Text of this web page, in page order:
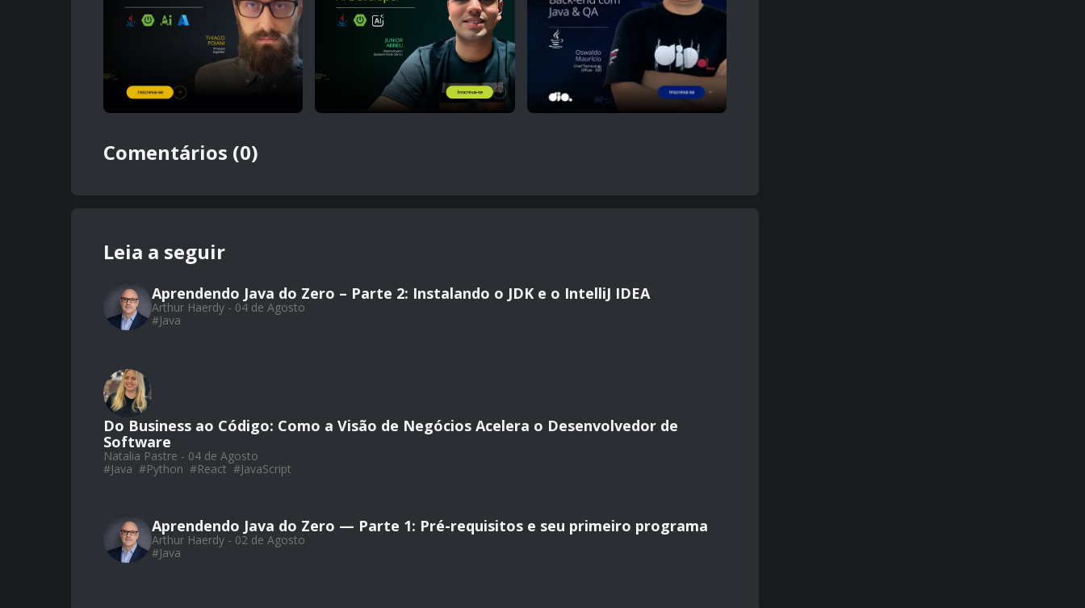
Comentários (0)
Leia a seguir
Aprendendo Java do Zero – Parte 2: Instalando o JDK e o IntelliJ IDEA
Arthur Haerdy - 04 de Agosto
#Java
Do Business ao Código: Como a Visão de Negócios Acelera o Desenvolvedor de
Software
Natalia Pastre - 04 de Agosto
#Java #Python #React #JavaScript
Aprendendo Java do Zero — Parte 1: Pré-requisitos e seu primeiro programa
Arthur Haerdy - 02 de Agosto
#Java